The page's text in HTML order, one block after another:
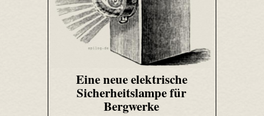
Eine neue elektrische
Sicherheitslampe für
Bergwerke